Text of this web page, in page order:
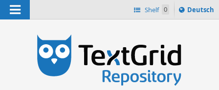
Navigation Shelf 0
Sprache
ï¿½ndern
Deutsch